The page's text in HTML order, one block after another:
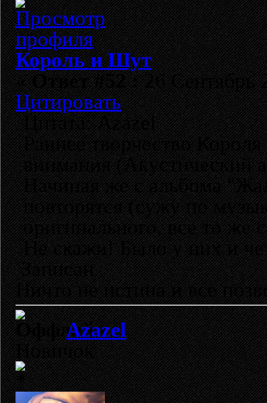
Король и Шут
«Ответ #52 :26 Сентябрь
Цитировать
Цитата: Azazel
Раннее творчество
внимания (Акустический
Начиная же с альбома
повторятся (сужу по
оригинального, все то же
Не скажи! Было у них и
Записан
Ничто не истина и все
Azazel
Новичок